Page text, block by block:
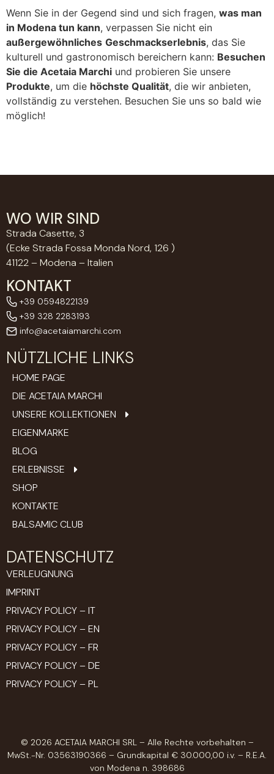
Wenn Sie in der Gegend sind und sich fragen, was man
in Modena tun kann, verpassen Sie nicht ein
außergewöhnliches Geschmackserlebnis, das Sie
kulturell und gastronomisch bereichern kann: Besuchen
Sie die Acetaia Marchi und probieren Sie unsere
Produkte, um die höchste Qualität, die wir anbieten,
vollständig zu verstehen. Besuchen Sie uns so bald wie
möglich!
WO WIR SIND
Strada Casette, 3
(Ecke Strada Fossa Monda Nord, 126 )
41122 – Modena – Italien
KONTAKT
+39 0594822139
+39 328 2283193
info@acetaiamarchi.com
NÜTZLICHE LINKS
HOME PAGE
DIE ACETAIA MARCHI
UNSERE KOLLEKTIONEN
EIGENMARKE
BLOG
ERLEBNISSE
SHOP
KONTAKTE
BALSAMIC CLUB
DATENSCHUTZ
VERLEUGNUNG
IMPRINT
PRIVACY POLICY – IT
PRIVACY POLICY – EN
PRIVACY POLICY – FR
PRIVACY POLICY – DE
PRIVACY POLICY – PL
© 2026 ACETAIA MARCHI SRL – Alle Rechte vorbehalten –
MwSt.-Nr. 03563190366 – Grundkapital € 30.000,00 i.v. – R.E.A.
von Modena n. 398686